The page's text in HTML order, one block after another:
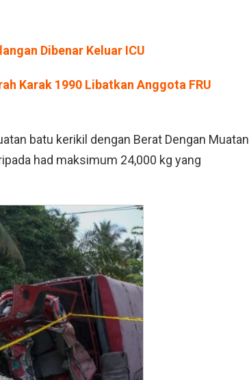
Dibenar Keluar ICU
Karak 1990 Libatkan Anggota FRU
batu kerikil dengan Berat Dengan Muatan
had maksimum 24,000 kg yang